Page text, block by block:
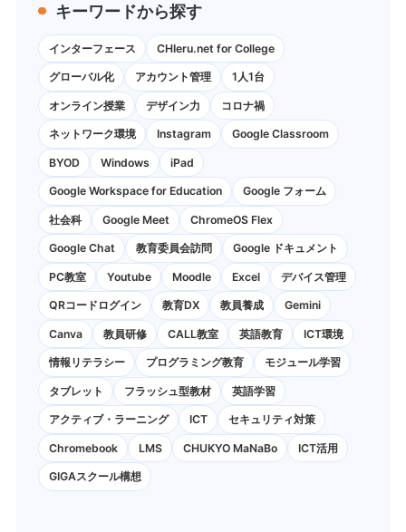
キーワードから探す
インターフェース CHIeru.net for College
グローバル化 アカウント管理 1人1台
オンライン授業 デザイン力 コロナ禍
ネットワーク環境 Instagram Google Classroom
BYOD Windows iPad
Google Workspace for Education Google フォーム
社会科 Google Meet ChromeOS Flex
Google Chat 教育委員会訪問 Google ドキュメント
PC教室 Youtube Moodle Excel デバイス管理
QRコードログイン 教育DX 教員養成 Gemini
Canva 教員研修 CALL教室 英語教育 ICT環境
情報リテラシー プログラミング教育 モジュール学習
タブレット フラッシュ型教材 英語学習
アクティブ・ラーニング ICT セキュリティ対策
Chromebook LMS CHUKYO MaNaBo ICT活用
GIGAスクール構想